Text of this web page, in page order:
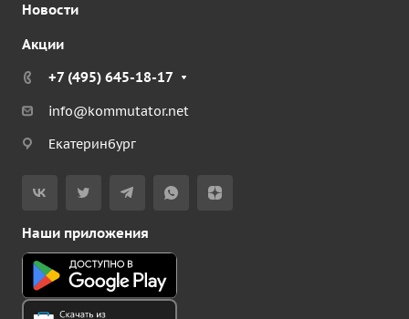
Новости
Акции
+7 (495) 645-18-17
info@kommutator.net
Екатеринбург
Наши приложения